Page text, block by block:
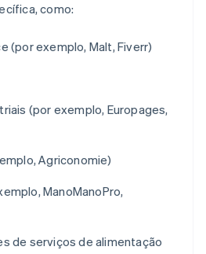
como:
(por exemplo, Malt, Fiverr)
(por exemplo, Europages,
Agriconomie)
ManoManoPro,
de serviços de alimentação